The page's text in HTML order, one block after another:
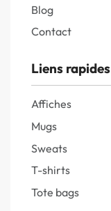
Blog
Contact
Liens rapides
Affiches
Mugs
Sweats
T-shirts
Tote bags